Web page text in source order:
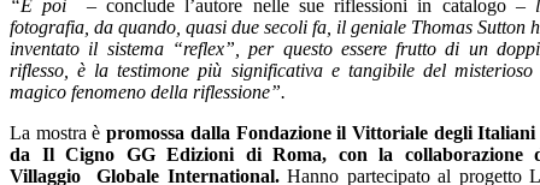
“E poi –conclude l’autore nelle sue riflessioni in catalogo –
fotografia, da quando, quasi due secoli fa, il geniale Thomas Sutton
inventato il sistema “reflex”, per questo essere frutto di un
riflesso, è la testimone più significativa e tangibile del misterioso
magico fenomeno della riflessione”.
La mostra è promossa dalla Fondazione il Vittoriale degli Italiani
da Il Cigno GG Edizioni di Roma, con la collaborazione
Villaggio Globale International.Hanno partecipato al progetto